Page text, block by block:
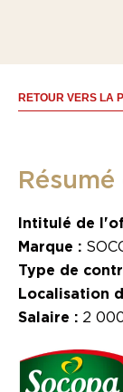
RETOUR VERS LA
Intitulé de
Marque :
Type de
Localisation
Salaire : 2